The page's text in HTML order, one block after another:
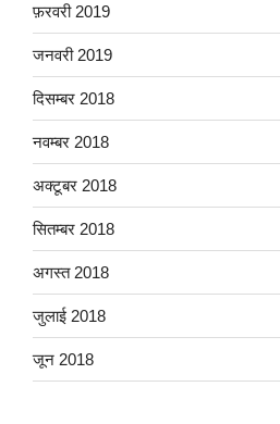
फ़रवरी 2019
जनवरी 2019
दिसम्बर 2018
नवम्बर 2018
अक्टूबर 2018
सितम्बर 2018
अगस्त 2018
जुलाई 2018
जून 2018